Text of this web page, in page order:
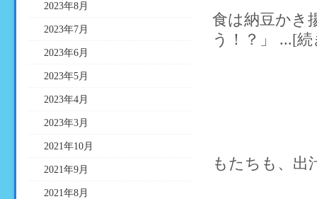
食は納豆かき
う！？」 ...[
もたちも、出
2023年8月
2023年7月
2023年6月
2023年5月
2023年4月
2023年3月
2021年10月
2021年9月
2021年8月